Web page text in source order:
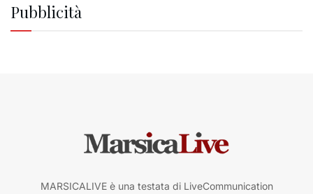
Pubblicità
MARSICALIVE è una testata di LiveCommunication